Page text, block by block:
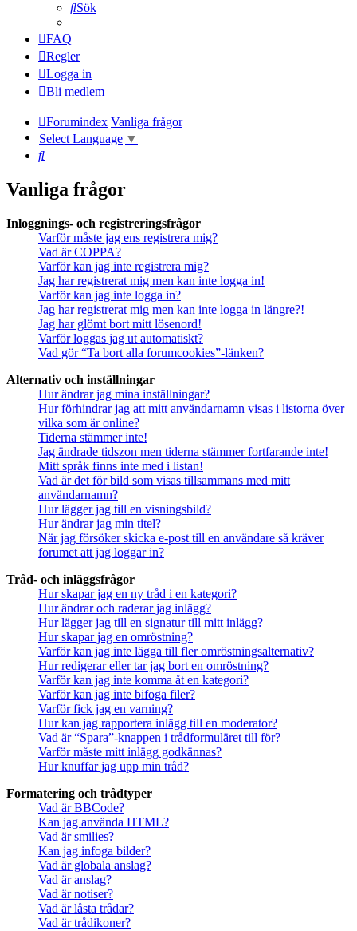
Sök
FAQ
Regler
Logga in
Bli medlem
Forumindex Vanliga frågor
Select Language ▼
Sök
Vanliga frågor
Inloggnings- och registreringsfrågor
Varför måste jag ens registrera mig?
Vad är COPPA?
Varför kan jag inte registrera mig?
Jag har registrerat mig men kan inte logga in!
Varför kan jag inte logga in?
Jag har registrerat mig men kan inte logga in längre?!
Jag har glömt bort mitt lösenord!
Varför loggas jag ut automatiskt?
Vad gör “Ta bort alla forumcookies”-länken?
Alternativ och inställningar
Hur ändrar jag mina inställningar?
Hur förhindrar jag att mitt användarnamn visas i listorna över
vilka som är online?
Tiderna stämmer inte!
Jag ändrade tidszon men tiderna stämmer fortfarande inte!
Mitt språk finns inte med i listan!
Vad är det för bild som visas tillsammans med mitt
användarnamn?
Hur lägger jag till en visningsbild?
Hur ändrar jag min titel?
När jag försöker skicka e-post till en användare så kräver
forumet att jag loggar in?
Tråd- och inläggsfrågor
Hur skapar jag en ny tråd i en kategori?
Hur ändrar och raderar jag inlägg?
Hur lägger jag till en signatur till mitt inlägg?
Hur skapar jag en omröstning?
Varför kan jag inte lägga till fler omröstningsalternativ?
Hur redigerar eller tar jag bort en omröstning?
Varför kan jag inte komma åt en kategori?
Varför kan jag inte bifoga filer?
Varför fick jag en varning?
Hur kan jag rapportera inlägg till en moderator?
Vad är “Spara”-knappen i trådformuläret till för?
Varför måste mitt inlägg godkännas?
Hur knuffar jag upp min tråd?
Formatering och trådtyper
Vad är BBCode?
Kan jag använda HTML?
Vad är smilies?
Kan jag infoga bilder?
Vad är globala anslag?
Vad är anslag?
Vad är notiser?
Vad är låsta trådar?
Vad är trådikoner?